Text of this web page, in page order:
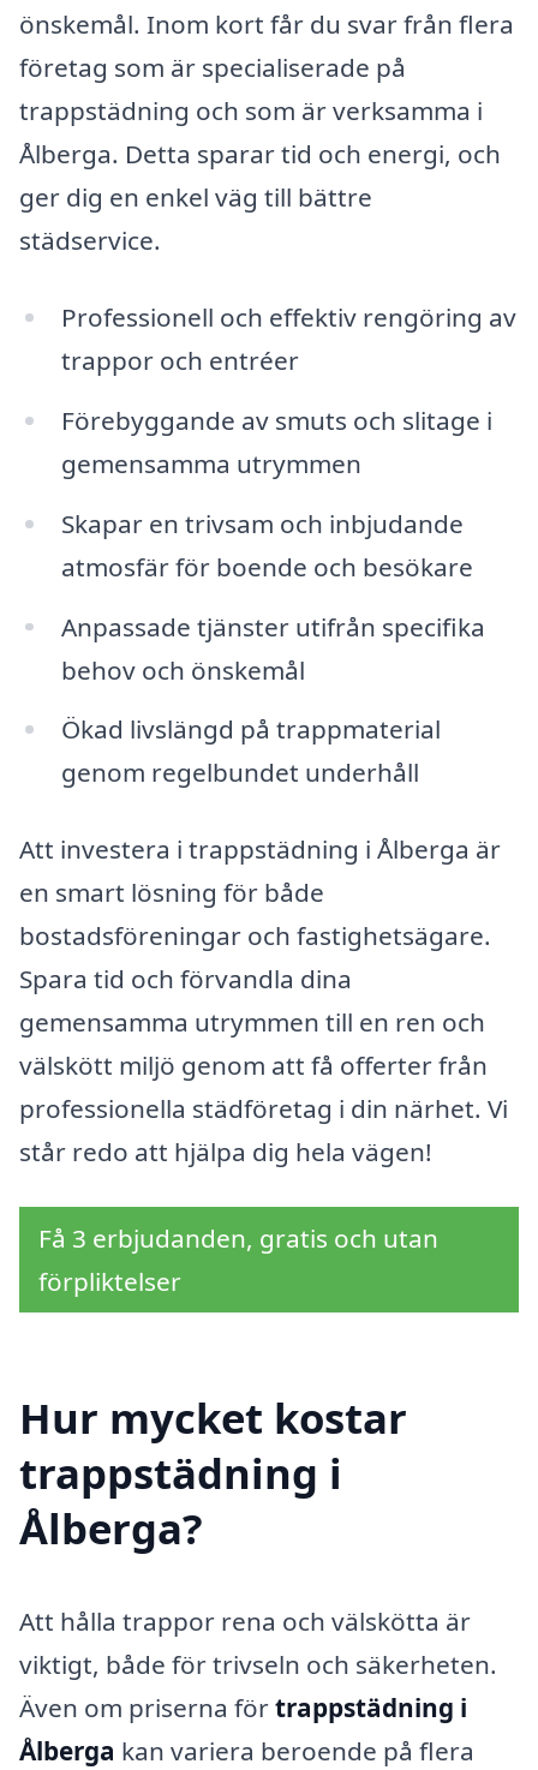
önskemål. Inom kort får du svar från flera
företag som är specialiserade på
trappstädning och som är verksamma i
Ålberga. Detta sparar tid och energi, och
ger dig en enkel väg till bättre
städservice.
Professionell och effektiv rengöring av
trappor och entréer
Förebyggande av smuts och slitage i
gemensamma utrymmen
Skapar en trivsam och inbjudande
atmosfär för boende och besökare
Anpassade tjänster utifrån specifika
behov och önskemål
Ökad livslängd på trappmaterial
genom regelbundet underhåll
Att investera i trappstädning i Ålberga är
en smart lösning för både
bostadsföreningar och fastighetsägare.
Spara tid och förvandla dina
gemensamma utrymmen till en ren och
välskött miljö genom att få offerter från
professionella städföretag i din närhet. Vi
står redo att hjälpa dig hela vägen!
Få 3 erbjudanden, gratis och utan
förpliktelser
Hur mycket kostar
trappstädning i
Ålberga?
Att hålla trappor rena och välskötta är
viktigt, både för trivseln och säkerheten.
Även om priserna förtrappstädning i
Ålberga kan variera beroende på flera